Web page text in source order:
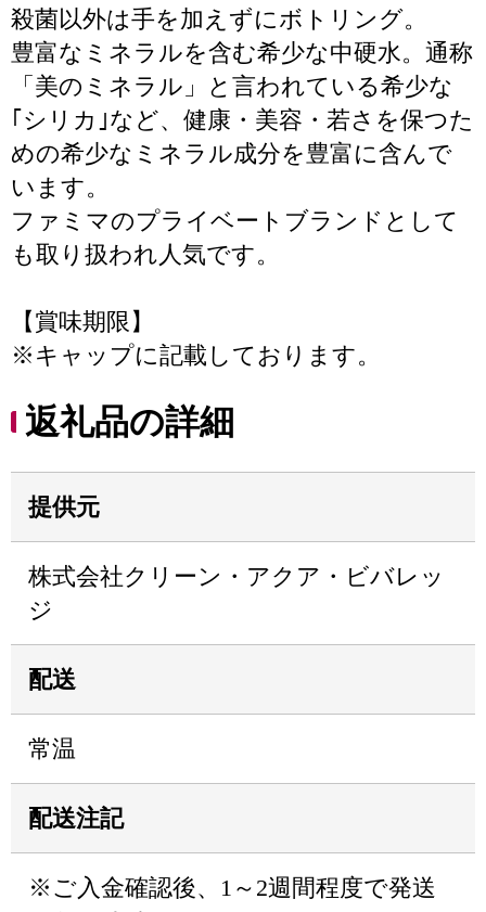
殺菌以外は手を加えずにボトリング。
豊富なミネラルを含む希少な中硬水。通称
「美のミネラル」と言われている希少な
｢シリカ｣など、健康・美容・若さを保つた
めの希少なミネラル成分を豊富に含んで
います。
ファミマのプライベートブランドとして
も取り扱われ人気です。
【賞味期限】
※キャップに記載しております。
返礼品の詳細
提供元
株式会社クリーン・アクア・ビバレッ
ジ
配送
常温
配送注記
※ご入金確認後、1～2週間程度で発送